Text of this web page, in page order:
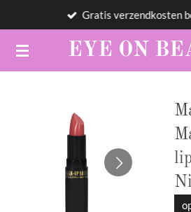
naar
de
EYE ON
Gratis verzendkosten